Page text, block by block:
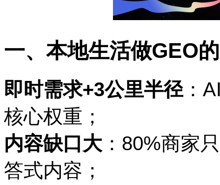
一、本地生活做GEO
即时需求+3公里半径：
核心权重；
内容缺口大 ： 80%商家
答式内容；